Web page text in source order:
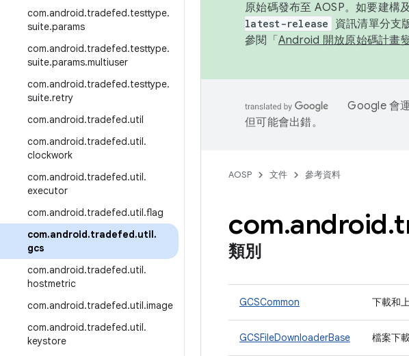
com.android.tradefed.testtype.
suite.params
com.android.tradefed.testtype.
suite.params.multiuser
com.android.tradefed.testtype.
suite.retry
com.android.tradefed.util
com.android.tradefed.util.
clockwork
com.android.tradefed.util.
executor
com.android.tradefed.util.flag
com.android.tradefed.util.
gcs
com.android.tradefed.util.
hostmetric
com.android.tradefed.util.image
com.android.tradefed.util.
keystore
原始碼發布至 AOSP。如要建構
latest-release
資訊清單分支
參閱「 Android 開放原始碼計畫
Google 會
但可能會出錯。
AOSP 文件 參考資料
com.android.
類別
GCSCommon 下載和
GCSFileDownloaderBase 檔案下